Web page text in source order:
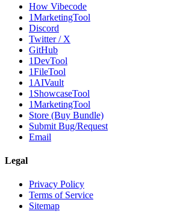
How Vibecode
1MarketingTool
Discord
Twitter / X
GitHub
1DevTool
1FileTool
1AIVault
1ShowcaseTool
1MarketingTool
Store (Buy Bundle)
Submit Bug/Request
Email
Legal
Privacy Policy
Terms of Service
Sitemap